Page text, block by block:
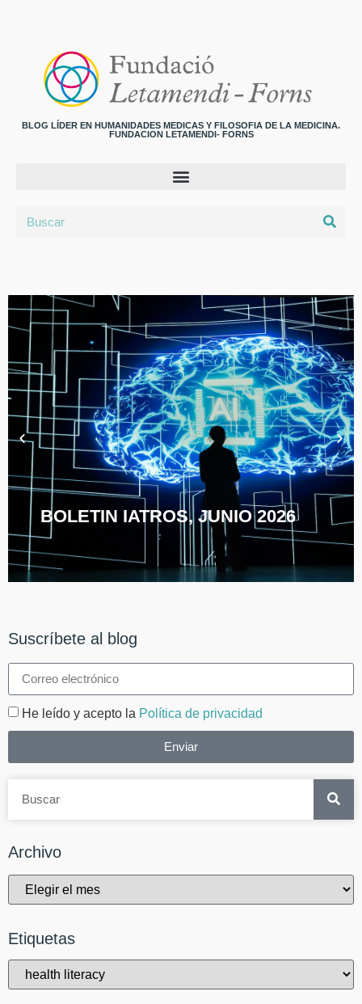
BLOG LÍDER EN HUMANIDADES MEDICAS Y FILOSOFIA DE LA MEDICINA.
FUNDACION LETAMENDI- FORNS
BOLETIN IATROS, JUNIO 2026
Suscríbete al blog
He leído y acepto la Política de privacidad
Enviar
Archivo
Etiquetas